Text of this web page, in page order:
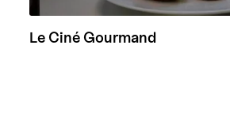
Le Ciné Gourmand